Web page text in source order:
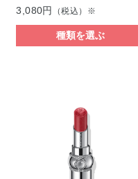
3,080円 （税込）※
種類を選ぶ